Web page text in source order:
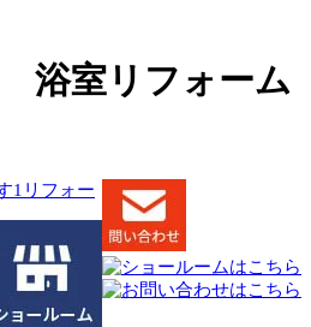
浴室リフォーム
1リフォー